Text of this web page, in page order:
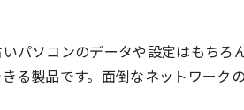
パソコンのデータや設定はもち
る製品です。面倒なネットワークの